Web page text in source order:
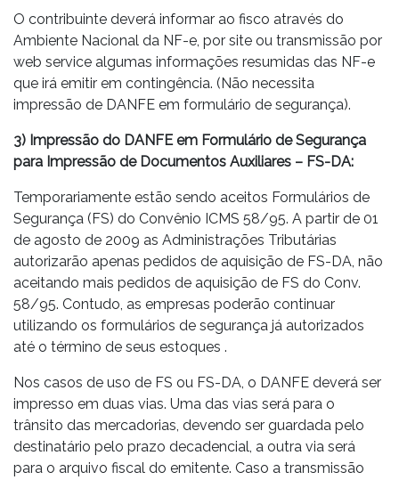
O contribuinte deverá informar ao fisco através do
Ambiente Nacional da NF-e, por site ou transmissão por
web service algumas informações resumidas das NF-e
que irá emitir em contingência. (Não necessita
impressão de DANFE em formulário de segurança).
3) Impressão do DANFE em Formulário de Segurança
para Impressão de Documentos Auxiliares – FS-DA:
Temporariamente estão sendo aceitos Formulários de
Segurança (FS) do Convênio ICMS 58/95. A partir de 01
de agosto de 2009 as Administrações Tributárias
autorizarão apenas pedidos de aquisição de FS-DA, não
aceitando mais pedidos de aquisição de FS do Conv.
58/95. Contudo, as empresas poderão continuar
utilizando os formulários de segurança já autorizados
até o término de seus estoques .
Nos casos de uso de FS ou FS-DA, o DANFE deverá ser
impresso em duas vias. Uma das vias será para o
trânsito das mercadorias, devendo ser guardada pelo
destinatário pelo prazo decadencial, a outra via será
para o arquivo fiscal do emitente. Caso a transmissão